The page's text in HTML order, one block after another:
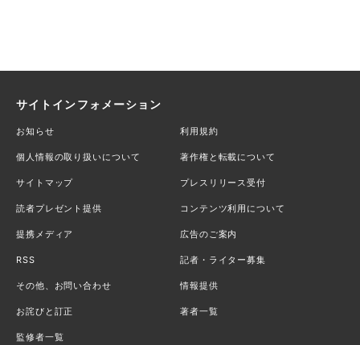
サイトインフォメーション
お知らせ 利用規約
個人情報の取り扱いについて 著作権と転載について
サイトマップ プレスリリース受付
読者プレゼント提供 コンテンツ利用について
提携メディア 広告のご案内
RSS 記者・ライター募集
その他、お問い合わせ 情報提供
お詫びと訂正 著者一覧
監修者一覧